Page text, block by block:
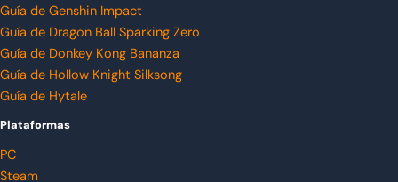
Guía de Genshin Impact
Guía de Dragon Ball Sparking Zero
Guía de Donkey Kong Bananza
Guía de Hollow Knight Silksong
Guía de Hytale
Plataformas
PC
Steam